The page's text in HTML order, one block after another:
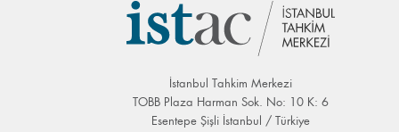
İstanbul Tahkim Merkezi
TOBB Plaza Harman Sok. No: 10 K: 6
Esentepe Şişli İstanbul / Türkiye